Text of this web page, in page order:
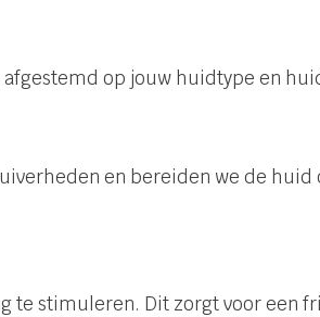
op jouw huidtype en
en bereiden we de
te stimuleren. Dit zorgt voor een